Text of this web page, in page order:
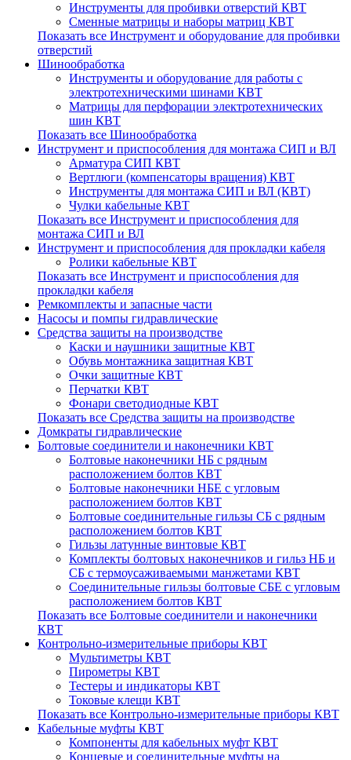
Инструменты для пробивки отверстий КВТ
Сменные матрицы и наборы матриц КВТ
Показать все Инструмент и оборудование для пробивки
отверстий
Шинообработка
Инструменты и оборудование для работы с
электротехническими шинами КВТ
Матрицы для перфорации электротехнических
шин КВТ
Показать все Шинообработка
Инструмент и приспособления для монтажа СИП и ВЛ
Арматура СИП КВТ
Вертлюги (компенсаторы вращения) КВТ
Инструменты для монтажа СИП и ВЛ (КВТ)
Чулки кабельные КВТ
Показать все Инструмент и приспособления для
монтажа СИП и ВЛ
Инструмент и приспособления для прокладки кабеля
Ролики кабельные КВТ
Показать все Инструмент и приспособления для
прокладки кабеля
Ремкомплекты и запасные части
Насосы и помпы гидравлические
Средства защиты на производстве
Каски и наушники защитные КВТ
Обувь монтажника защитная КВТ
Очки защитные КВТ
Перчатки КВТ
Фонари светодиодные КВТ
Показать все Средства защиты на производстве
Домкраты гидравлические
Болтовые соединители и наконечники КВТ
Болтовые наконечники НБ с рядным
расположением болтов КВТ
Болтовые наконечники НБЕ с угловым
расположением болтов КВТ
Болтовые соединительные гильзы СБ с рядным
расположением болтов КВТ
Гильзы латунные винтовые КВТ
Комплекты болтовых наконечников и гильз НБ и
СБ с термоусаживаемыми манжетами КВТ
Соединительные гильзы болтовые CБЕ с угловым
расположением болтов КВТ
Показать все Болтовые соединители и наконечники
КВТ
Контрольно-измерительные приборы КВТ
Мультиметры КВТ
Пирометры КВТ
Тестеры и индикаторы КВТ
Токовые клещи КВТ
Показать все Контрольно-измерительные приборы КВТ
Кабельные муфты КВТ
Компоненты для кабельных муфт КВТ
Концевые и соединительные муфты на